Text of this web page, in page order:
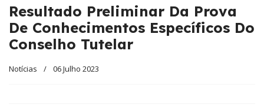
Resultado Preliminar Da Prova
De Conhecimentos Específicos Do
Conselho Tutelar
Notícias 06 Julho 2023